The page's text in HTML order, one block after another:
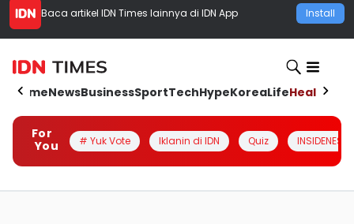
Baca artikel IDN Times lainnya di IDN App Install
HomeNewsBusinessSportTechHypeKoreaLifeHealth
For
You
# Yuk Vote Iklanin di IDN Quiz INSIDENESIA